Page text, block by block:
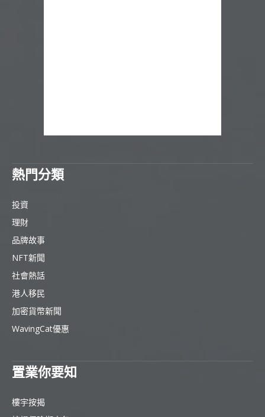
熱門分類
投資
理財
品牌故事
NFT新聞
社會熱話
港人移民
加密貨幣新聞
WavingCat優惠
置業你要知
樓宇按揭